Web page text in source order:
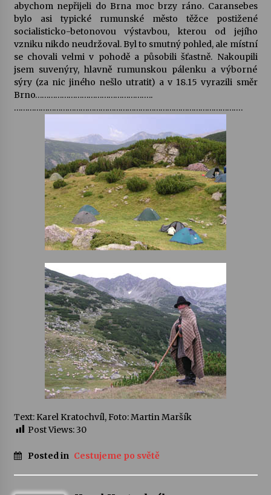
abychom nepřijeli do Brna moc brzy ráno. Caransebes
bylo asi typické rumunské město těžce postižené
socialisticko-betonovou výstavbou, kterou od jejího
vzniku nikdo neudržoval. Byl to smutný pohled, ale místní
se chovali velmi v pohodě a působili šťastně. Nakoupili
jsem suvenýry, hlavně rumunskou pálenku a výborné
sýry (za nic jiného nešlo utratit) a v 18.15 vyrazili směr
Brno……………………………………………..
………………………………………………………………………………………….
Text: Karel Kratochvíl, Foto: Martin Maršík
Post Views:30
Posted in Cestujeme po světě